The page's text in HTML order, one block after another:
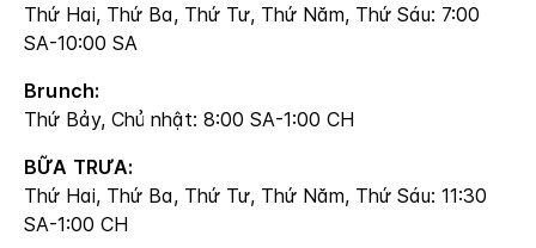
Thứ Hai, Thứ Ba, Thứ Tư, Thứ Năm, Thứ Sáu: 7:00
SA-10:00 SA
Brunch:
Thứ Bảy, Chủ nhật: 8:00 SA-1:00 CH
BỮA TRƯA:
Thứ Hai, Thứ Ba, Thứ Tư, Thứ Năm, Thứ Sáu: 11:30
SA-1:00 CH